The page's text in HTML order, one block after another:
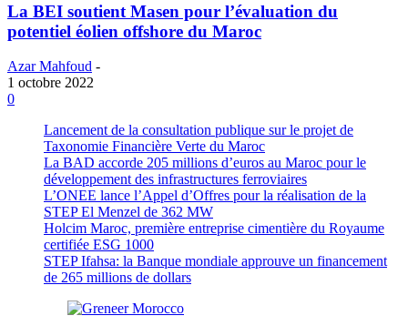
La BEI soutient Masen pour l’évaluation du
potentiel éolien offshore du Maroc
Azar Mahfoud -
1 octobre 2022
0
Lancement de la consultation publique sur le projet de
Taxonomie Financière Verte du Maroc
La BAD accorde 205 millions d’euros au Maroc pour le
développement des infrastructures ferroviaires
L’ONEE lance l’Appel d’Offres pour la réalisation de la
STEP El Menzel de 362 MW
Holcim Maroc, première entreprise cimentière du Royaume
certifiée ESG 1000
STEP Ifahsa: la Banque mondiale approuve un financement
de 265 millions de dollars